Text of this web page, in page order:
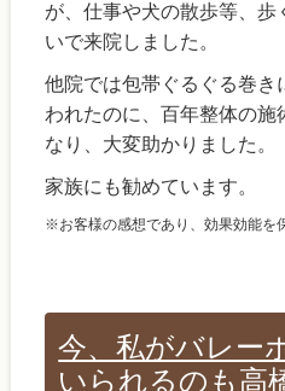
が、仕事や犬の散歩等、歩
いで来院しました。
他院では包帯ぐるぐる巻き
われたのに、百年整体の施
なり、大変助かりました。
家族にも勧めています。
※お客様の感想であり、効果効能を
今、私がバレー
いられるのも高